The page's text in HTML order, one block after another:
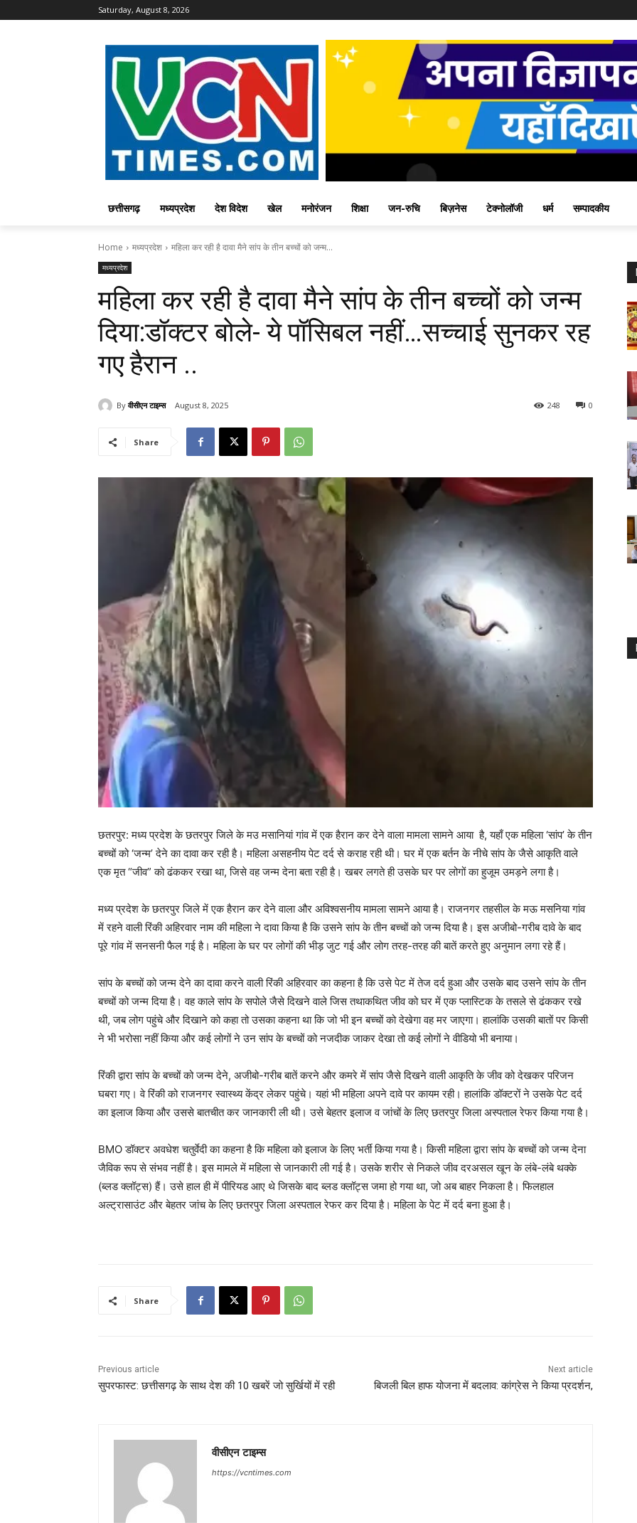
Saturday, August 8, 2026
छत्तीसगढ़ मध्यप्रदेश देश विदेश खेल मनोरंजन शिक्षा जन-रुचि बिज़नेस टेक्नोलॉजी धर्म सम्पादकीय
Home मध्यप्रदेश महिला कर रही है दावा मैने सांप के तीन बच्चों को जन्म...
मध्यप्रदेश
महिला कर रही है दावा मैने सांप के तीन बच्चों को जन्म
दिया:डॉक्टर बोले- ये पॉसिबल नहीं…सच्चाई सुनकर रह
गए हैरान ..
By वीसीएन टाइम्स August 8, 2025 0
248
Share
छतरपुर: मध्य प्रदेश के छतरपुर जिले के मउ मसानियां गांव में एक हैरान कर देने वाला मामला सामने आया है, यहाँ एक महिला ‘सांप’ के तीन
बच्चों को ‘जन्म’ देने का दावा कर रही है। महिला असहनीय पेट दर्द से कराह रही थी। घर में एक बर्तन के नीचे सांप के जैसे आकृति वाले
एक मृत “जीव” को ढंककर रखा था, जिसे वह जन्म देना बता रही है। खबर लगते ही उसके घर पर लोगों का हुजूम उमड़ने लगा है।
मध्य प्रदेश के छतरपुर जिले में एक हैरान कर देने वाला और अविश्वसनीय मामला सामने आया है। राजनगर तहसील के मऊ मसनिया गांव
में रहने वाली रिंकी अहिरवार नाम की महिला ने दावा किया है कि उसने सांप के तीन बच्चों को जन्म दिया है। इस अजीबो-गरीब दावे के बाद
पूरे गांव में सनसनी फैल गई है। महिला के घर पर लोगों की भीड़ जुट गई और लोग तरह-तरह की बातें करते हुए अनुमान लगा रहे हैं।
सांप के बच्चों को जन्म देने का दावा करने वाली रिंकी अहिरवार का कहना है कि उसे पेट में तेज दर्द हुआ और उसके बाद उसने सांप के तीन
बच्चों को जन्म दिया है। वह काले सांप के सपोले जैसे दिखने वाले जिस तथाकथित जीव को घर में एक प्लास्टिक के तसले से ढंककर रखे
थी, जब लोग पहुंचे और दिखाने को कहा तो उसका कहना था कि जो भी इन बच्चों को देखेगा वह मर जाएगा। हालांकि उसकी बातों पर किसी
ने भी भरोसा नहीं किया और कई लोगों ने उन सांप के बच्चों को नजदीक जाकर देखा तो कई लोगों ने वीडियो भी बनाया।
रिंकी द्वारा सांप के बच्चों को जन्म देने, अजीबो-गरीब बातें करने और कमरे में सांप जैसे दिखने वाली आकृति के जीव को देखकर परिजन
घबरा गए। वे रिंकी को राजनगर स्वास्थ्य केंद्र लेकर पहुंचे। यहां भी महिला अपने दावे पर कायम रही। हालांकि डॉक्टरों ने उसके पेट दर्द
का इलाज किया और उससे बातचीत कर जानकारी ली थी। उसे बेहतर इलाज व जांचों के लिए छतरपुर जिला अस्पताल रेफर किया गया है।
BMO डॉक्टर अवधेश चतुर्वेदी का कहना है कि महिला को इलाज के लिए भर्ती किया गया है। किसी महिला द्वारा सांप के बच्चों को जन्म देना
जैविक रूप से संभव नहीं है। इस मामले में महिला से जानकारी ली गई है। उसके शरीर से निकले जीव दरअसल खून के लंबे-लंबे थक्के
(ब्लड क्लॉट्स) हैं। उसे हाल ही में पीरियड आए थे जिसके बाद ब्लड क्लॉट्स जमा हो गया था, जो अब बाहर निकला है। फिलहाल
अल्ट्रासाउंट और बेहतर जांच के लिए छतरपुर जिला अस्पताल रेफर कर दिया है। महिला के पेट में दर्द बना हुआ है।
Share
Previous article
सुपरफास्ट: छत्तीसगढ़ के साथ देश की 10 खबरें जो सुर्खियों में रही
Next article
बिजली बिल हाफ योजना में बदलाव: कांग्रेस ने किया प्रदर्शन,
वीसीएन टाइम्स
https://vcntimes.com